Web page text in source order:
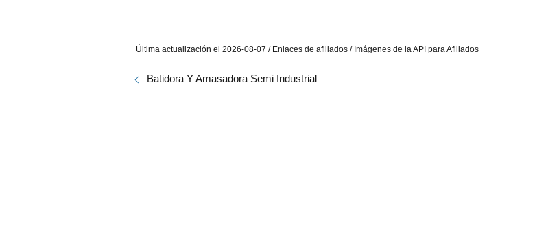
Última actualización el 2026-08-07 / Enlaces de afiliados / Imágenes de la API para Afiliados
Batidora Y Amasadora Semi Industrial